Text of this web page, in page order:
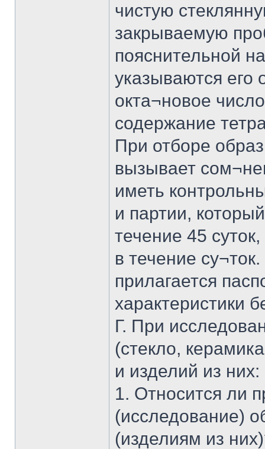
чистую
закрываемую
пояснительной
указываются его
окта¬новое
содержание
При отборе
вызывает
иметь
и партии,
течение 45
в течение
прилагается
характеристики
Г. При
(стекло,
и изделий из них:
1. Относится ли
(исследование)
(изделиям из